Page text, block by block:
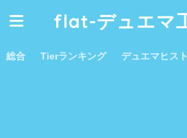
flat-デュエマ
総合 Tierランキング デュエマヒス